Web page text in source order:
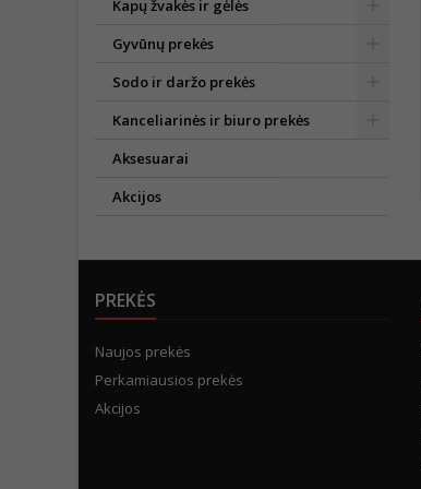
Kapų žvakės ir gėlės
Gyvūnų prekės
Sodo ir daržo prekės
Kanceliarinės ir biuro prekės
Aksesuarai
Akcijos
PREKĖS
Naujos prekės
Perkamiausios prekės
Akcijos